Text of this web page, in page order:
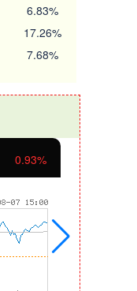
6.83%
17.26%
7.68%
0.93%